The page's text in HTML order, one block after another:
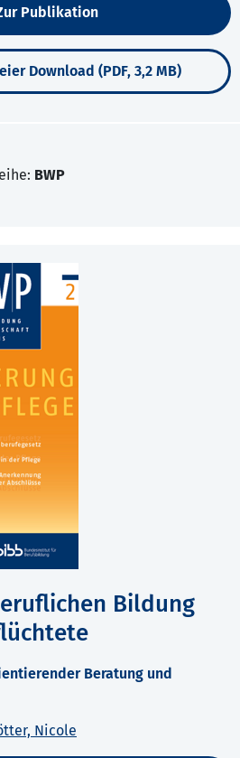
Publikation
Download (PDF, 3,2 MB)
BWP
Bildung
Beratung und
Nicole